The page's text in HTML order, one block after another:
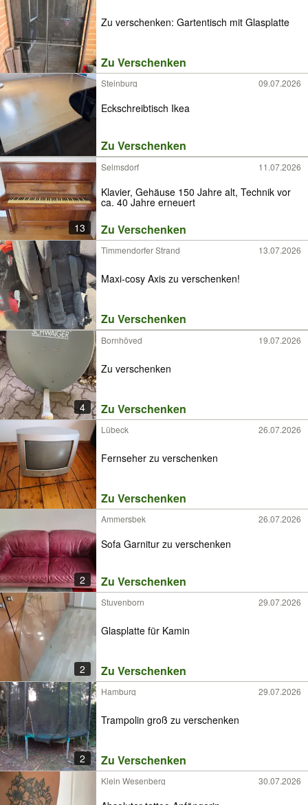
Zu verschenken: Gartentisch mit Glasplatte
Zu Verschenken
Steinburg 09.07.2026
Eckschreibtisch Ikea
Zu Verschenken
13
Selmsdorf 11.07.2026
Klavier, Gehäuse 150 Jahre alt, Technik vor
ca. 40 Jahre erneuert
Zu Verschenken
Timmendorfer Strand 13.07.2026
Maxi-cosy Axis zu verschenken!
Zu Verschenken
4
Bornhöved 19.07.2026
Zu verschenken
Zu Verschenken
Lübeck 26.07.2026
Fernseher zu verschenken
Zu Verschenken
2
Ammersbek 26.07.2026
Sofa Garnitur zu verschenken
Zu Verschenken
2
Stuvenborn 29.07.2026
Glasplatte für Kamin
Zu Verschenken
2
Hamburg 29.07.2026
Trampolin groß zu verschenken
Zu Verschenken
Klein Wesenberg 30.07.2026